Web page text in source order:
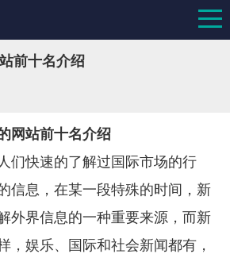
前十名介绍
网站前十名介绍
快速的了解过国际市场的行
信息，在某一段特殊的时间，新
外界信息的一种重要来源，而新
，娱乐、国际和社会新闻都有，